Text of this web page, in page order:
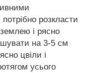
розкласти
і рясно
на 3-5 см
цвіли і
усього